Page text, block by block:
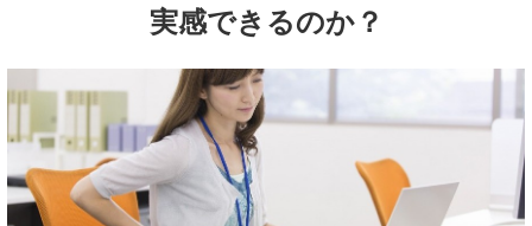
実感できるのか？